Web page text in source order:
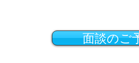
面談のご